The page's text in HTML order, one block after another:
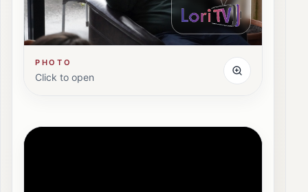
PHOTO
Click to open